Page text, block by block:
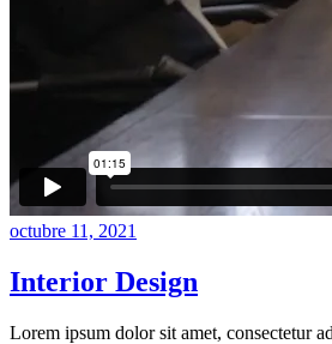
octubre 11, 2021
Interior Design
Lorem ipsum dolor sit amet, consectetur